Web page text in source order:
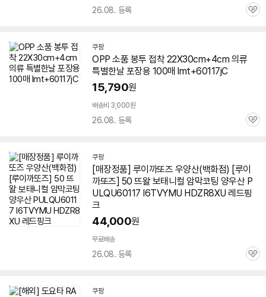
26.08. 등록
관
쿠팡
OPP 소품 봉투 접착 22X30cm+4cm 의류
특별한날 포장용 100매 lmt+60117jC
15,790원
배송비 3,000원
26.08. 등록
관
쿠팡
[매장정품] 루이까또즈 우양산(백화점) [루이
까또즈] 50 뜨왈 보태니컬 암막코팅 양우산 P
ULQU60117 I6TVYMU HDZR8XU 레드핑
크
44,000원
무료배송
26.08. 등록
관
쿠팡